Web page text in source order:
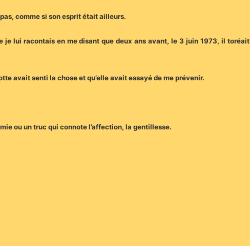
comme si son esprit était ailleurs.
je lui racontais en me disant que deux ans avant, le 3 juin 1973, il
avait senti la chose et qu’elle avait essayé de me prévenir.
ou un truc qui connote l’affection, la gentillesse.